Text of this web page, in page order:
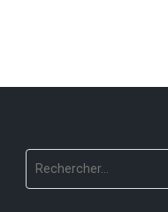
Rechercher :